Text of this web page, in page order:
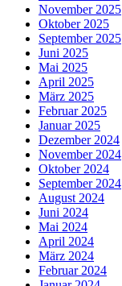
November 2025
Oktober 2025
September 2025
Juni 2025
Mai 2025
April 2025
März 2025
Februar 2025
Januar 2025
Dezember 2024
November 2024
Oktober 2024
September 2024
August 2024
Juni 2024
Mai 2024
April 2024
März 2024
Februar 2024